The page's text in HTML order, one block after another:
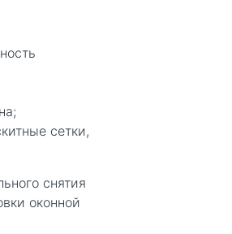
сетки,
снятия
оконной